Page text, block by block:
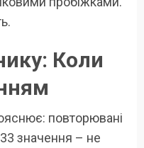
Коли
повторювані
значення – не